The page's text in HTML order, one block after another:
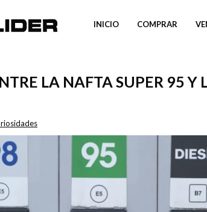
INICIO COMPRAR
LA NAFTA SUPER 95